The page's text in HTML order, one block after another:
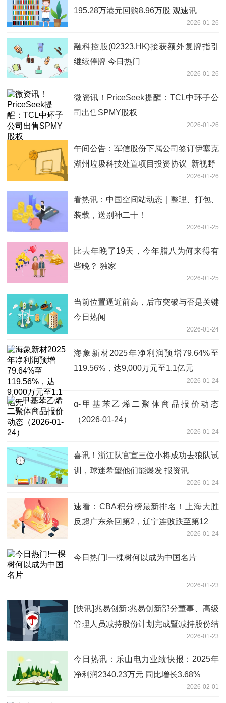
195.28万港元回购8.96万股 观速讯
2026-01-26
融科控股(02323.HK)接获额外复牌指引
继续停牌 今日热门
2026-01-26
微资讯！PriceSeek提醒：TCL中环子公
司出售SPMY股权
2026-01-26
午间公告：军信股份下属公司签订伊塞克
湖州垃圾科技处置项目投资协议_新视野
2026-01-26
看热讯：中国空间站动态｜整理、打包、
装载，送别神二十！
2026-01-25
比去年晚了19天，今年腊八为何来得有
些晚？ 独家
2026-01-25
当前位置逼近前高，后市突破与否是关键
今日热闻
2026-01-24
海象新材2025年净利润预增79.64%至
119.56%，达9,000万元至1.1亿元
2026-01-24
α-甲基苯乙烯二聚体商品报价动态
（2026-01-24）
2026-01-24
喜讯！浙江队官宣三位小将成功去狼队试
训，球迷希望他们能爆发 报资讯
2026-01-24
速看：CBA积分榜最新排名！上海大胜
反超广东杀回第2，辽宁连败跌至第12
2026-01-24
今日热门!一棵树何以成为中国名片
2026-01-23
[快讯]兆易创新:兆易创新部分董事、高级
管理人员减持股份计划完成暨减持股份结
2026-01-23
今日热讯：乐山电力业绩快报：2025年
净利润2340.23万元 同比增长3.68%
2026-02-01